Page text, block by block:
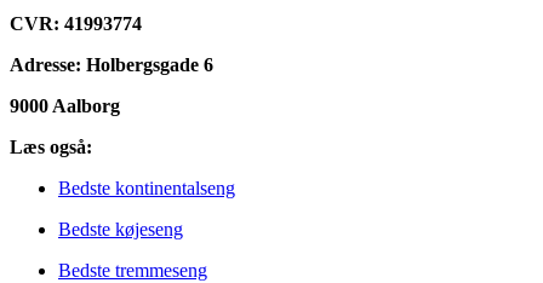
CVR: 41993774
Adresse: Holbergsgade 6
9000 Aalborg
Læs også:
Bedste kontinentalseng
Bedste køjeseng
Bedste tremmeseng